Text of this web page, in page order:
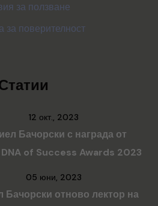
за ползване
за поверителност
12 окт., 2023
Бачорски с награда от
of Success Awards 2023
05 юни, 2023
Бачорски отново лектор на